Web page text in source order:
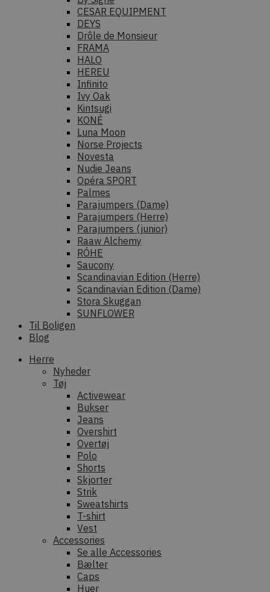
CESAR EQUIPMENT
DEYS
Drôle de Monsieur
FRAMA
HALO
HEREU
Infinito
Ivy Oak
Kintsugi
KONÉ
Luna Moon
Norse Projects
Novesta
Nudie Jeans
Opéra SPORT
Palmes
Parajumpers (Dame)
Parajumpers (Herre)
Parajumpers (junior)
Raaw Alchemy
RÓHE
Saucony
Scandinavian Edition (Herre)
Scandinavian Edition (Dame)
Stora Skuggan
SUNFLOWER
Til Boligen
Blog
Herre
Nyheder
Tøj
Activewear
Bukser
Jeans
Overshirt
Overtøj
Polo
Shorts
Skjorter
Strik
Sweatshirts
T-shirt
Vest
Accessories
Se alle Accessories
Bælter
Caps
Huer